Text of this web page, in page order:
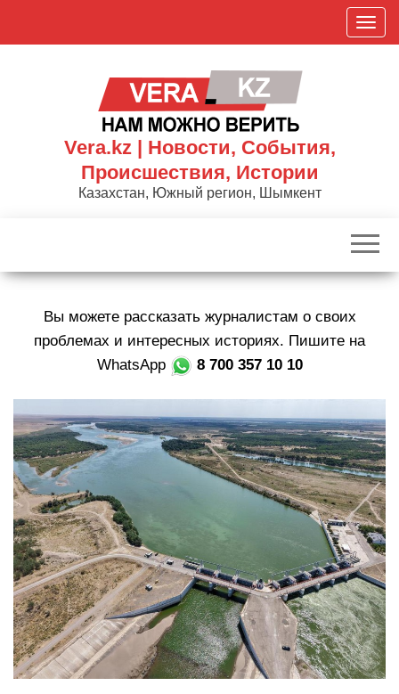
П
о
к
р
и
г
а
ц
и
ю
Vera.kz | Новости, События,
Происшествия, Истории
Казахстан, Южный регион, Шымкент
Вы можете рассказать журналистам о своих
проблемах и интересных историях. Пишите на
WhatsApp
8 700 357 10 10